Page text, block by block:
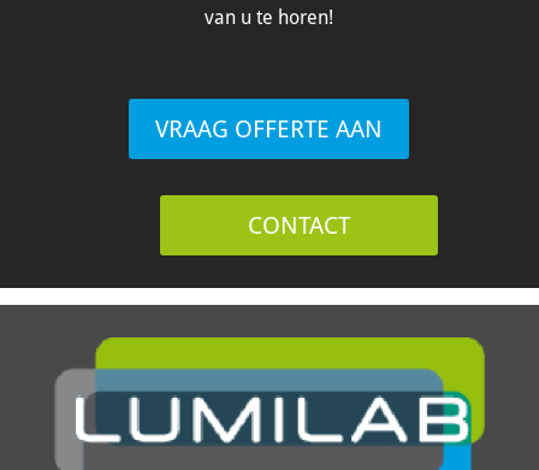
van u te horen!
VRAAG OFFERTE AAN
CONTACT